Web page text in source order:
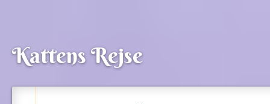
Kattens Rejse